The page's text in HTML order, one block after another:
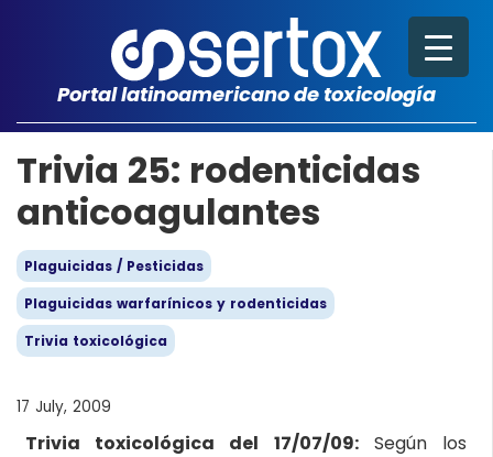
Portal latinoamericano de toxicología
Trivia 25: rodenticidas
anticoagulantes
Plaguicidas / Pesticidas
Plaguicidas warfarínicos y rodenticidas
Trivia toxicológica
17 July, 2009
Trivia toxicológica del 17/07/09:Según los